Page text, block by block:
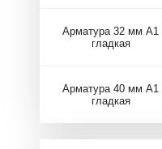
Арматура 32 мм А1
гладкая
Арматура 40 мм А1
гладкая